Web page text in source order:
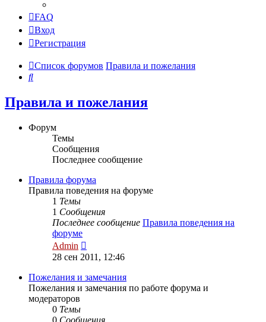
FAQ
Вход
Регистрация
Список форумов Правила и пожелания
Поиск
Правила и пожелания
Форум
Темы
Сообщения
Последнее сообщение
Правила форума
Правила поведения на форуме
1 Темы
1 Сообщения
Последнее сообщение Правила поведения на
форуме
Admin
к
последнему
сообщению
28 сен 2011, 12:46
Пожелания и замечания
Пожелания и замечания по работе форума и
модераторов
0 Темы